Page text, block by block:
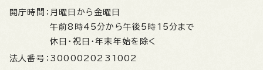
開庁時間： 月曜日から金曜日
午前8時45分から午後5時15分まで
休日・祝日・年末年始を除く
法人番号： 3000020231002